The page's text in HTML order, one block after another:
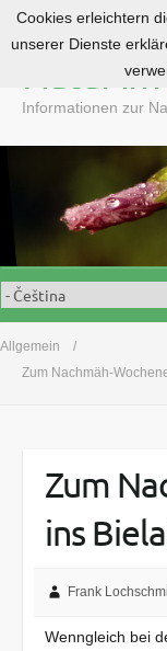
o
e
n
Natur
Informationen zur
Allgemein
Zum Nachmäh-
Zum
ins
Frank
Wenngleich bei
Cookies erleichtern
unserer Dienste